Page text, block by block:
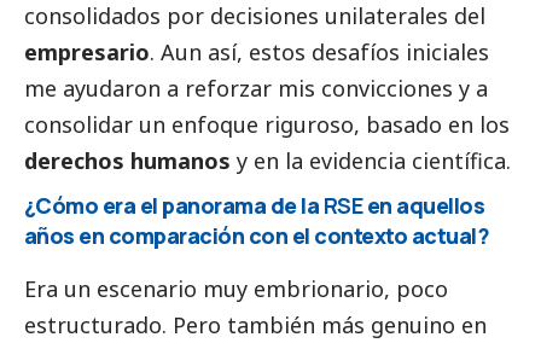
consolidados por decisiones unilaterales del
empresario. Aun así, estos desafíos iniciales
me ayudaron a reforzar mis convicciones y a
consolidar un enfoque riguroso, basado en los
derechos humanos y en la evidencia científica.
¿Cómo era el panorama de la RSEen aquellos
años en comparación con el contexto actual?
Era un escenario muy embrionario, poco
estructurado. Pero también más genuino en